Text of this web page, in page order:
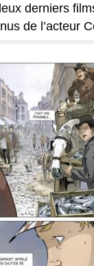
derniers
de l’acteur